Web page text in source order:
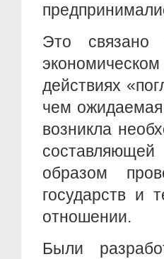
Это
действиях
чем
возникла
образом
государств и
отношении.
Были